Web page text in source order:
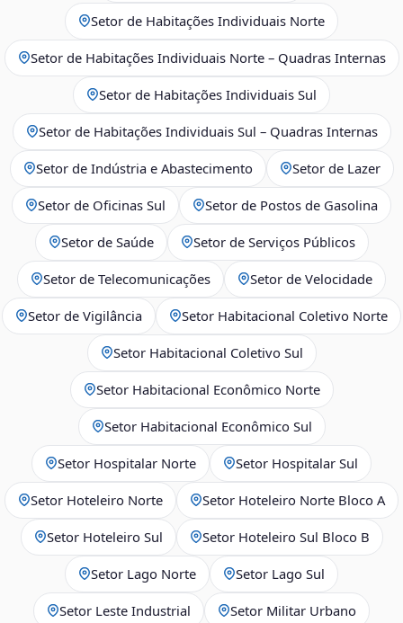
Setor de Habitações Individuais Norte
Setor de Habitações Individuais Norte – Quadras Internas
Setor de Habitações Individuais Sul
Setor de Habitações Individuais Sul – Quadras Internas
Setor de Indústria e Abastecimento Setor de Lazer
Setor de Oficinas Sul Setor de Postos de Gasolina
Setor de Saúde Setor de Serviços Públicos
Setor de Telecomunicações Setor de Velocidade
Setor de Vigilância Setor Habitacional Coletivo Norte
Setor Habitacional Coletivo Sul
Setor Habitacional Econômico Norte
Setor Habitacional Econômico Sul
Setor Hospitalar Norte Setor Hospitalar Sul
Setor Hoteleiro Norte Setor Hoteleiro Norte Bloco A
Setor Hoteleiro Sul Setor Hoteleiro Sul Bloco B
Setor Lago Norte Setor Lago Sul
Setor Leste Industrial Setor Militar Urbano